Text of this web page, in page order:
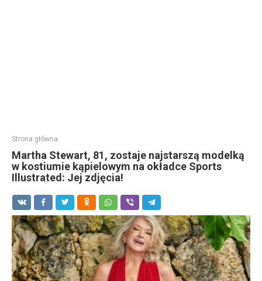
Strona główna
Martha Stewart, 81, zostaje najstarszą modelką
w kostiumie kąpielowym na okładce Sports
Illustrated: Jej zdjęcia!